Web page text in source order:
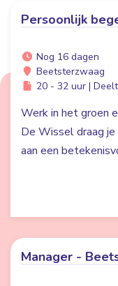
Persoonlijk
Nog 16 dagen
Beetsterzwaag
20 - 32 uur |
Werk in het groen
De Wissel draag
aan een
Manager -